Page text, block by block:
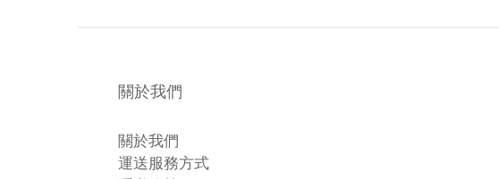
關於我們
關於我們
運送服務方式